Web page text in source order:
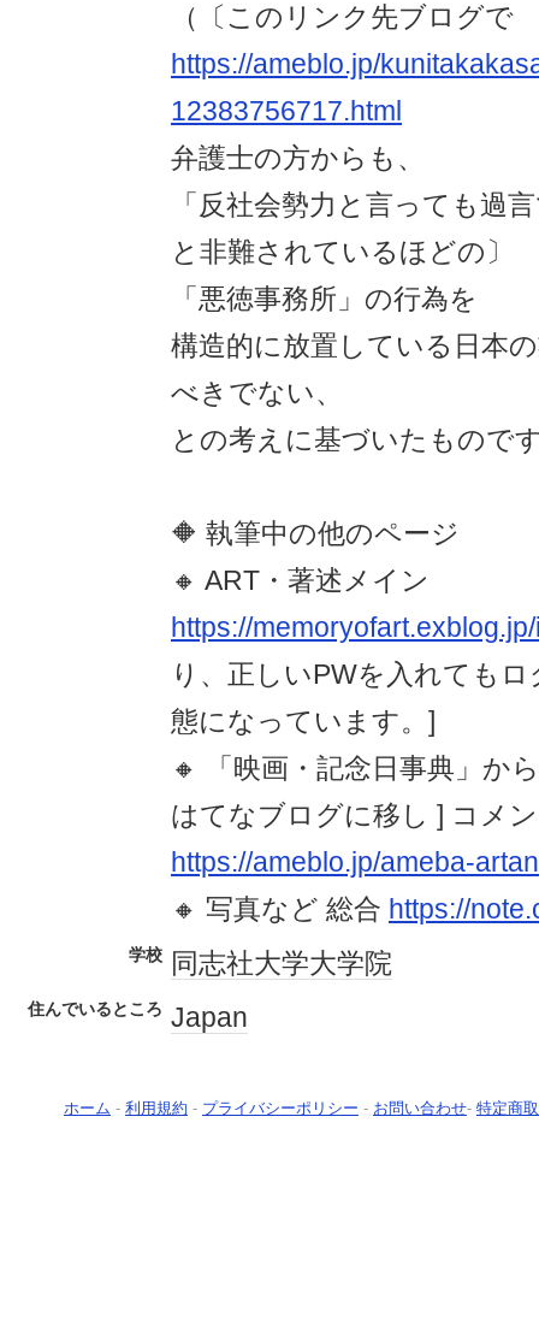
（〔このリンク先ブログで
https://ameblo.jp/
12383756717.html
弁護士の方からも、
「反社会勢力と言っても過
と非難されているほどの〕
「悪徳事務所」の行為を
構造的に放置している日本
べきでない、
との考えに基づいたもので
🔶 執筆中の他のページ
🔸 ART・著述メイン
https://
り、正しいPWを入れても
態になっています。]
🔸 「映画・記念日事典」か
はてなブログに移し ] コメ
https://ameblo.jp/ameba-
🔸 写真など 総合 https://
学校 同志社大学大学院
住んでいるところ Japan
ホーム - 利用規約 - プライバシーポリシー - お問い合わせ- 特定商